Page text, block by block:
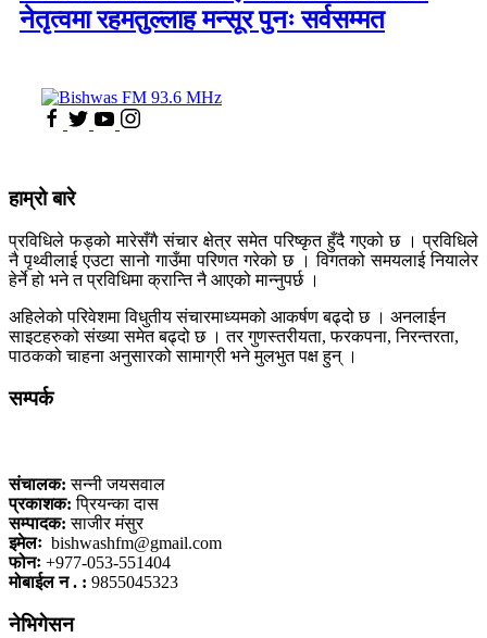
नेतृत्वमा रहमतुल्लाह मन्सूर पुनः सर्वसम्मत
हाम्रो बारे
प्रविधिले फड्को मारेसँगै संचार क्षेत्र समेत परिष्कृत हुँदै गएको छ । प्रविधिले
नै पृथ्वीलाई एउटा सानो गाउँमा परिणत गरेको छ । विगतको समयलाई नियालेर
हेर्ने हो भने त प्रविधिमा क्रान्ति नै आएको मान्नुपर्छ ।
अहिलेको परिवेशमा विधुतीय संचारमाध्यमको आकर्षण बढ्दो छ । अनलाईन
साइटहरुको संख्या समेत बढ्दो छ । तर गुणस्तरीयता, फरकपना, निरन्तरता,
पाठकको चाहना अनुसारको सामाग्री भने मुलभुत पक्ष हुन् ।
सम्पर्क
संचालक: सन्नी जयसवाल
प्रकाशक: प्रियन्का दास
सम्पादक: साजीर मंसुर
इमेलः bishwashfm@gmail.com
फोनः +977-053-551404
मोबाईल न . : 9855045323
नेभिगेसन